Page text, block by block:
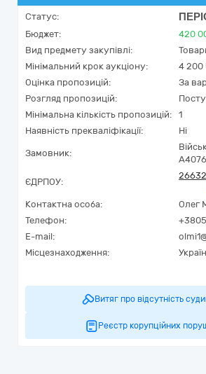
Статус:
Бюджет: 420
Вид предмету закупівлі:
Мінімальний крок аукціону:
4 200
Оцінка пропозицій:
За
Розгляд пропозицій:
Мінімальна кількість пропозицій:
1
Наявність прекваліфікації:
Ні
Замовник:
А4076
ЄДРПОУ:
Контактна особа:
Олег
Телефон:
E-mail:
Місцезнаходження:
Витяг про відсутність
Реєстр корупційних